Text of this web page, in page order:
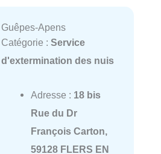
Guêpes-Apens
Catégorie : Service
d'extermination des nuis
Adresse : 18 bis
Rue du Dr
François Carton,
59128 FLERS EN